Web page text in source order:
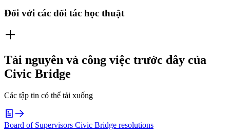
Đối với các đối tác học thuật
Tài nguyên và công việc trước đây của
Civic Bridge
Các tập tin có thể tải xuống
Board of Supervisors Civic Bridge resolutions